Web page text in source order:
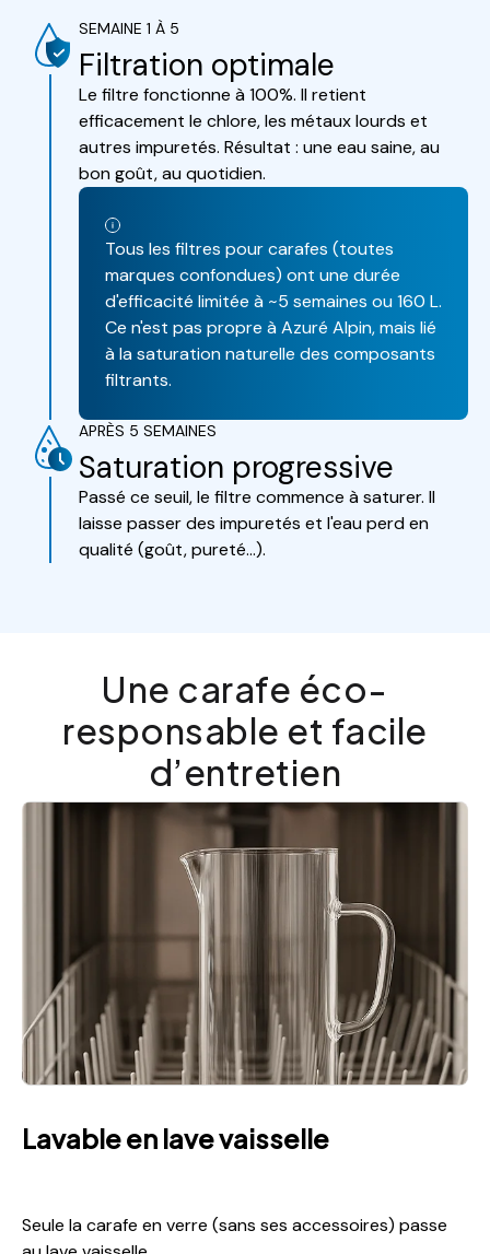
SEMAINE 1 À 5
Filtration optimale
Le filtre fonctionne à 100%. Il retient
efficacement le chlore, les métaux lourds et
autres impuretés. Résultat : une eau saine, au
bon goût, au quotidien.
Tous les filtres pour carafes (toutes
marques confondues) ont une durée
d'efficacité limitée à ~5 semaines ou 160 L.
Ce n'est pas propre à Azuré Alpin, mais lié
à la saturation naturelle des composants
filtrants.
APRÈS 5 SEMAINES
Saturation progressive
Passé ce seuil, le filtre commence à saturer. Il
laisse passer des impuretés et l'eau perd en
qualité (goût, pureté…).
Une carafe éco-
responsable et facile
d’entretien
Lavable en lave vaisselle
Seule la carafe en verre (sans ses accessoires) passe